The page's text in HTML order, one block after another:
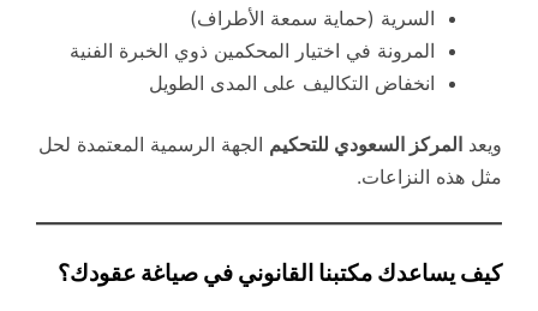
السرية (حماية سمعة الأطراف)
المرونة في اختيار المحكمين ذوي الخبرة الفنية
انخفاض التكاليف على المدى الطويل
ويعد المركز السعودي للتحكيم الجهة الرسمية المعتمدة لحل
مثل هذه النزاعات.
كيف يساعدك مكتبنا القانوني في صياغة عقودك؟